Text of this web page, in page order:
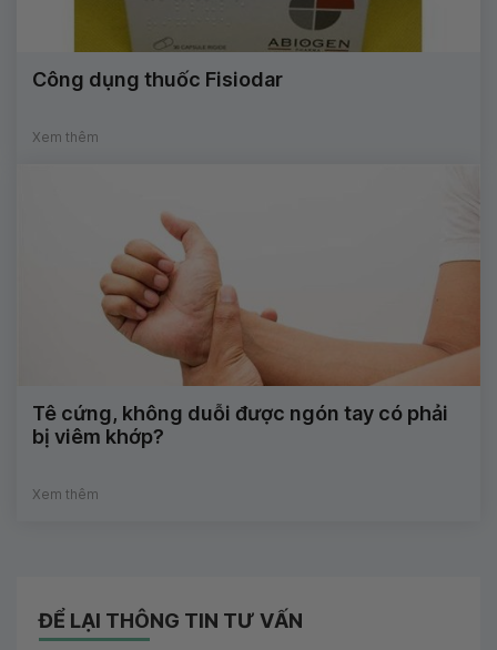
Công dụng thuốc Fisiodar
Xem thêm
Tê cứng, không duỗi được ngón tay có phải
bị viêm khớp?
Xem thêm
ĐỂ LẠI THÔNG TIN TƯ VẤN